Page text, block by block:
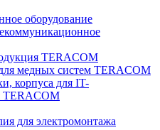
оборудование
TERACOM
медных систем TERACOM
корпуса для IT-
TERACOM
для электромонтажа